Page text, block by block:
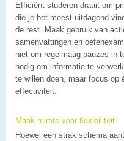
Efficiënt studeren draait om
die je het meest uitdagend
de rest. Maak gebruik van
samenvattingen en
niet om regelmatig pauzes in
nodig om informatie te
te willen doen, maar focus op
effectiviteit.
Maak ruimte voor flexibiliteit
Hoewel een strak schema